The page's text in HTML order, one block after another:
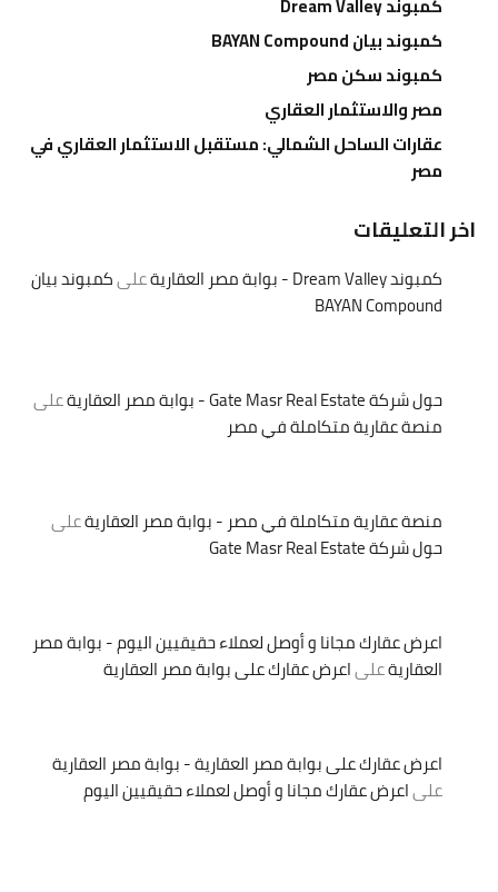
كمبوند بيان BAYAN Compound
كمبوند سكن مصر
مصر والاستثمار العقاري
عقارات الساحل الشمالي: مستقبل الاستثمار العقاري في
مصر
اخر التعليقات
كمبوند Dream Valley - بوابة مصر العقارية علىكمبوند بيان
BAYAN Compound
حول شركة Gate Masr Real Estate - بوابة مصر العقارية
على
منصة عقارية متكاملة في مصر
منصة عقارية متكاملة في مصر - بوابة مصر العقاريةعلى
حول شركة Gate Masr Real Estate
اعرض عقارك مجانا و أوصل لعملاء حقيقيين اليوم - بوابة مصر
العقاريةعلىاعرض عقارك على بوابة مصر العقارية
اعرض عقارك على بوابة مصر العقارية - بوابة مصر العقارية
علىاعرض عقارك مجانا و أوصل لعملاء حقيقيين اليوم